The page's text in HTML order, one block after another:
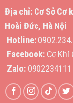
Địa chỉ:Cơ Sở Cơ
Hoài Đức, Hà Nội
Hotline:
Facebook:Cơ Khí
Zalo:0902234111